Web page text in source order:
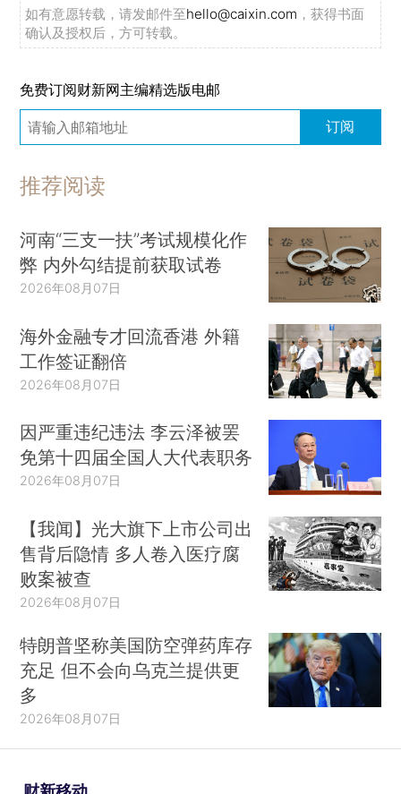
如有意愿转载，请发邮件至hello@caixin.com ，获得书面
确认及授权后，方可转载。
免费订阅财新网主编精选版电邮
订阅
推荐阅读
河南“三支一扶”考试规模化作
弊 内外勾结提前获取试卷
2026年08月07日
海外金融专才回流香港 外籍
工作签证翻倍
2026年08月07日
因严重违纪违法 李云泽被罢
免第十四届全国人大代表职务
2026年08月07日
【我闻】光大旗下上市公司出
售背后隐情 多人卷入医疗腐
败案被查
2026年08月07日
特朗普坚称美国防空弹药库存
充足 但不会向乌克兰提供更
多
2026年08月07日